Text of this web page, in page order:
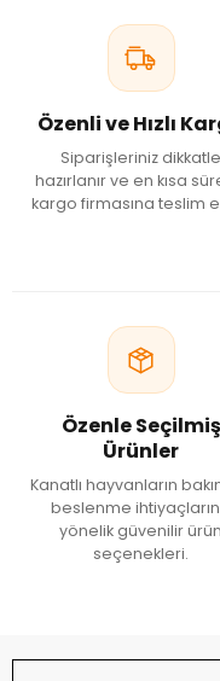
Özenli ve Hızlı
Siparişleriniz dikkatle
hazırlanır ve en kısa
kargo firmasına teslim
Özenle Seçilmiş
Ürünler
Kanatlı hayvanların
beslenme
yönelik güvenilir ürün
seçenekleri.